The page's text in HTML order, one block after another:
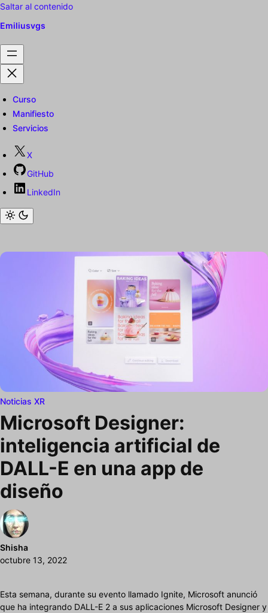
Saltar al contenido
Emiliusvgs
Curso
Manifiesto
Servicios
X
GitHub
LinkedIn
Noticias XR
Microsoft Designer:
inteligencia artificial de
DALL-E en una app de
diseño
Shisha
octubre 13, 2022
Esta semana, durante su evento llamado Ignite, Microsoft anunció
que ha integrando DALL-E 2 a sus aplicaciones Microsoft Designer y